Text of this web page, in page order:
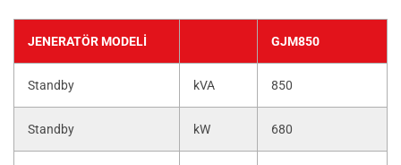
JENERATÖR MODELI GJM850
Standby kVA 850
Standby kW 680